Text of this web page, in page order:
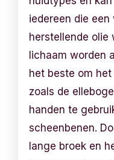
iedereen die
herstellende olie
lichaam worden
het beste om
zoals de
handen te
scheenbenen.
lange broek en